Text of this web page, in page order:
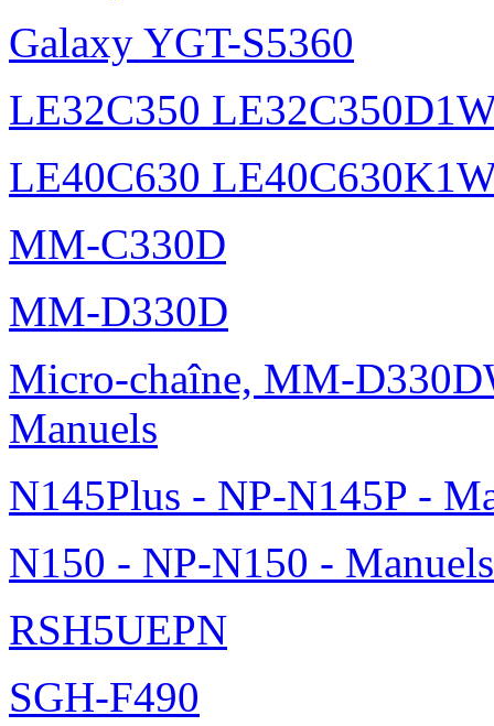
Galaxy YGT-S5360
LE32C350
LE40C630
MM-C330D
MM-D330D
Micro-chaîne, MM-
Manuels
N145Plus - NP-N145P -
N150 - NP-N150 - Manuels
RSH5UEPN
SGH-F490